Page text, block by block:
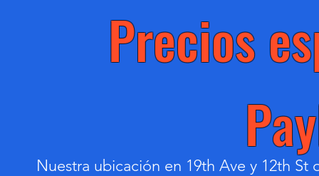
Precios
Nuestra ubicación en 19th Ave y 12th